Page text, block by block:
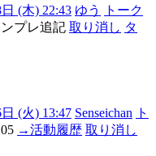
(木) 22:43 ゆう
トーク
プレ追記 取り消し タ
(火) 13:47 Senseichan
ト
→活動履歴 取り消し